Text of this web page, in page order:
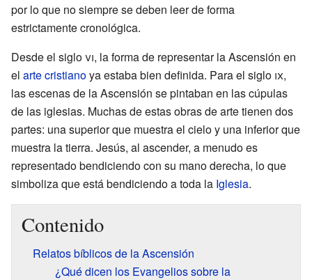
por lo que no siempre se deben leer de forma
estrictamente cronológica.
Desde el siglovi, la forma de representar la Ascensión en
el arte cristianoya estaba bien definida. Para el siglo ix,
las escenas de la Ascensión se pintaban en las cúpulas
de las iglesias. Muchas de estas obras de arte tienen dos
partes: una superior que muestra el cielo y una inferior que
muestra la tierra. Jesús, al ascender, a menudo es
representado bendiciendo con su mano derecha, lo que
simboliza que está bendiciendo a toda la Iglesia.
Contenido
Relatos bíblicos de la Ascensión
¿Qué dicen los Evangelios sobre la